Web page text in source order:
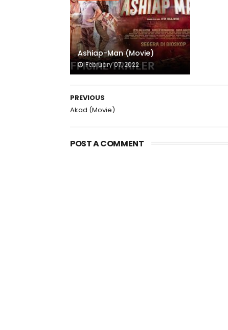
Ashiap-Man (Movie)
February 07, 2022
PREVIOUS
Akad (Movie)
POST A COMMENT